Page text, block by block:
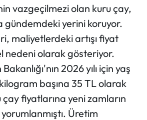
vazgeçilmezi olan kuru çay,
gündemdeki yerini koruyor.
maliyetlerdeki artışı fiyat
nedeni olarak gösteriyor.
2026 yılı için yaş
kilogram başına 35 TL olarak
fiyatlarına yeni zamların
Üretim